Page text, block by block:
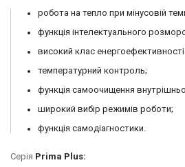
робота на тепло при мінусовій
функція інтелектуального
високий клас
температурний контроль;
функція самоочищення
широкий вибір режимів роботи;
функція самодіагностики.
Серія Prima Plus: